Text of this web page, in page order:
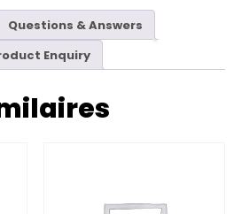
Questions & Answers
Enquiry